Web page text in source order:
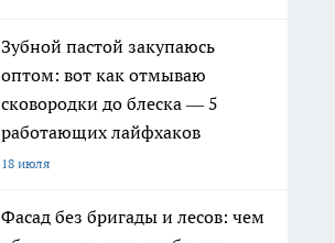
Зубной пастой закупаюсь
оптом: вот как отмываю
сковородки до блеска — 5
работающих лайфхаков
18 июля
Фасад без бригады и лесов: чем